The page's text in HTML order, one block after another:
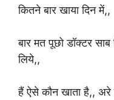
कितने बार खाया दिन में,,
बार मत पूछो डॉक्टर
लिये,,
हैंऐसे कौन खाता है,, अरे